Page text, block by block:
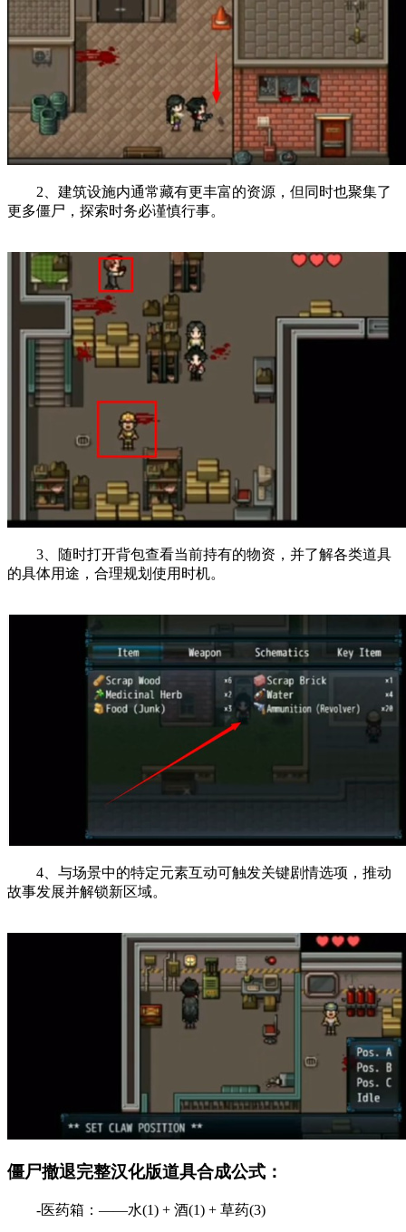
2、建筑设施内通常藏有更丰富的资源，但同时也聚集了
更多僵尸，探索时务必谨慎行事。
3、随时打开背包查看当前持有的物资，并了解各类道具
的具体用途，合理规划使用时机。
4、与场景中的特定元素互动可触发关键剧情选项，推动
故事发展并解锁新区域。
僵尸撤退完整汉化版道具合成公式：
-医药箱：——水(1) + 酒(1) + 草药(3)